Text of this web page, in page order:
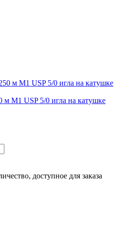
М1 USP 5/0 игла на катушке
доступное для заказа